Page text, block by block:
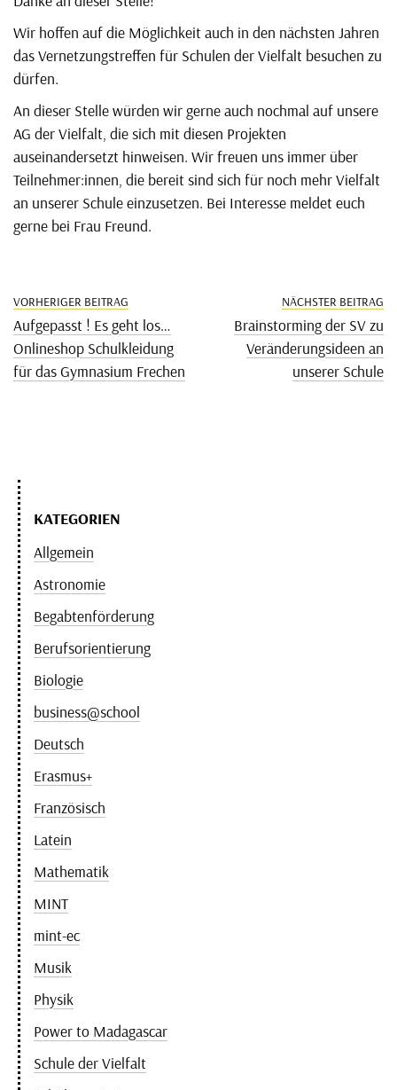
Wir hoffen auf die Möglichkeit auch in den nächsten Jahren
das Vernetzungstreffen für Schulen der Vielfalt besuchen zu
dürfen.
An dieser Stelle würden wir gerne auch nochmal auf unsere
AG der Vielfalt, die sich mit diesen Projekten
auseinandersetzt hinweisen. Wir freuen uns immer über
Teilnehmer:innen, die bereit sind sich für noch mehr Vielfalt
an unserer Schule einzusetzen. Bei Interesse meldet euch
gerne bei Frau Freund.
VORHERIGER BEITRAG
Aufgepasst ! Es geht los…
Onlineshop Schulkleidung
für das Gymnasium Frechen
NÄCHSTER BEITRAG
Brainstorming der SV zu
Veränderungsideen an
unserer Schule
KATEGORIEN
Allgemein
Astronomie
Begabtenförderung
Berufsorientierung
Biologie
business@school
Deutsch
Erasmus+
Französisch
Latein
Mathematik
MINT
mint-ec
Musik
Physik
Power to Madagascar
Schule der Vielfalt